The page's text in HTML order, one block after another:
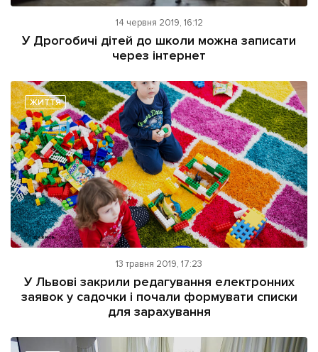
14 червня 2019, 16:12
У Дрогобичі дітей до школи можна записати
через інтернет
ЖИТТЯ
13 травня 2019, 17:23
У Львові закрили редагування електронних
заявок у садочки і почали формувати списки
для зарахування